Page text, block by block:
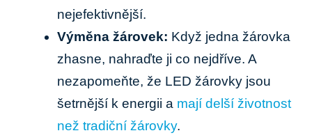
nejefektivnější.
Výměna žárovek: Když jedna žárovka
zhasne, nahraďte ji‌ co nejdříve. A
nezapomeňte, že LED žárovky jsou
šetrnější k energii a mají delší životnost
než tradiční žárovky.